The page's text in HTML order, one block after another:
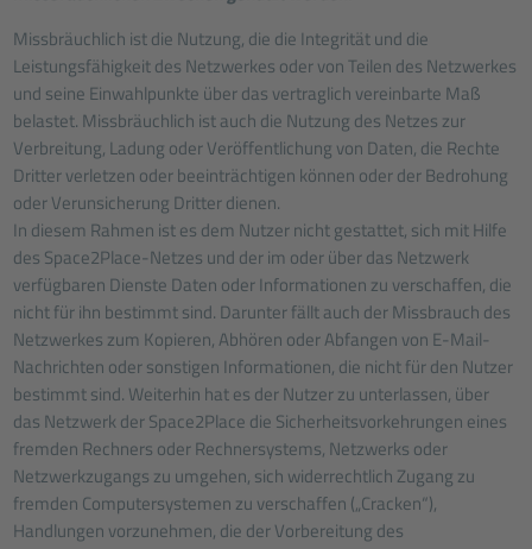
Missbräuchlich ist die Nutzung, die die Integrität und die
Leistungsfähigkeit des Netzwerkes oder von Teilen des Netzwerkes
und seine Einwahlpunkte über das vertraglich vereinbarte Maß
belastet. Missbräuchlich ist auch die Nutzung des Netzes zur
Verbreitung, Ladung oder Veröffentlichung von Daten, die Rechte
Dritter verletzen oder beeinträchtigen können oder der Bedrohung
oder Verunsicherung Dritter dienen.
In diesem Rahmen ist es dem Nutzer nicht gestattet, sich mit Hilfe
des Space2Place-Netzes und der im oder über das Netzwerk
verfügbaren Dienste Daten oder Informationen zu verschaffen, die
nicht für ihn bestimmt sind. Darunter fällt auch der Missbrauch des
Netzwerkes zum Kopieren, Abhören oder Abfangen von E-Mail-
Nachrichten oder sonstigen Informationen, die nicht für den Nutzer
bestimmt sind. Weiterhin hat es der Nutzer zu unterlassen, über
das Netzwerk der Space2Place die Sicherheitsvorkehrungen eines
fremden Rechners oder Rechnersystems, Netzwerks oder
Netzwerkzugangs zu umgehen, sich widerrechtlich Zugang zu
fremden Computersystemen zu verschaffen („Cracken“),
Handlungen vorzunehmen, die der Vorbereitung des